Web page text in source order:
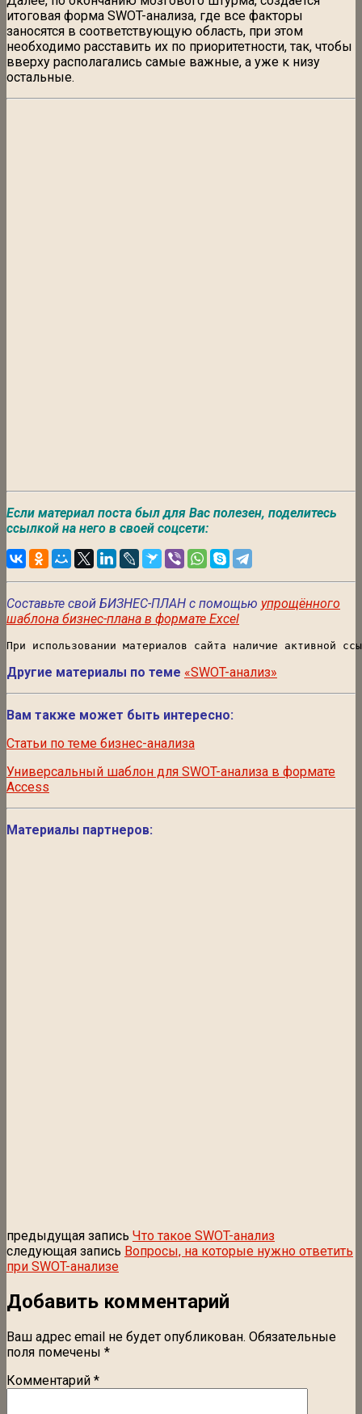
итоговая форма SWOT-анализа, где все факторы
заносятся в соответствующую область, при этом
необходимо расставить их по приоритетности, так, чтобы
вверху располагались самые важные, а уже к низу
остальные.
Если материал поста был для Вас полезен, поделитесь
ссылкой на него в своей соцсети:
Составьте свой БИЗНЕС-ПЛАН с помощью упрощённого
шаблона бизнес-плана в формате Excel
При использовании материалов сайта наличие активной
Другие материалы по теме «SWOT-анализ»
Вам также может быть интересно:
Статьи по теме бизнес-анализа
Универсальный шаблон для SWOT-анализа в формате
Access
Материалы партнеров:
предыдущая запись Что такое SWOT-анализ
следующая запись Вопросы, на которые нужно ответить
при SWOT-анализе
Добавить комментарий
Ваш адрес email не будет опубликован. Обязательные
поля помечены *
Комментарий *